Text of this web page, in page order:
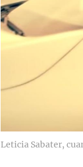
Leticia Sabater,